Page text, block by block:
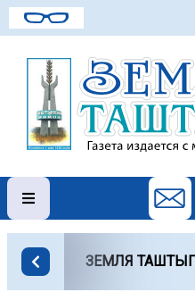
ЗЕМЛЯ